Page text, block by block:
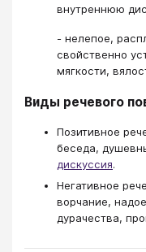
внутреннюю
- нелепое,
свойственно
мягкости,
Виды речевого
Позитивное
беседа,
дискуссия.
Негативное
ворчание,
дурачества,